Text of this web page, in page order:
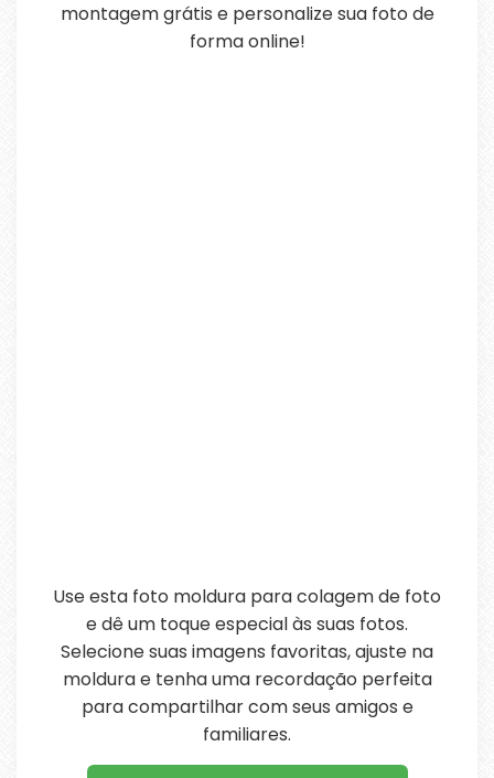
montagem grátis e personalize sua foto de
forma online!
Use esta foto moldura para colagem de foto
e dê um toque especial às suas fotos.
Selecione suas imagens favoritas, ajuste na
moldura e tenha uma recordação perfeita
para compartilhar com seus amigos e
familiares.